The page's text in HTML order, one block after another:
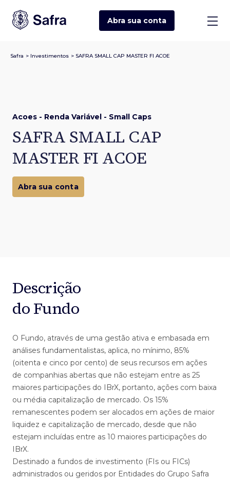
Abra sua conta
Safra > Investimentos > SAFRA SMALL CAP MASTER FI ACOE
Acoes - Renda Variável - Small Caps
SAFRA SMALL CAP
MASTER FI ACOE
Abra sua conta
Descrição
do Fundo
O Fundo, através de uma gestão ativa e embasada em
análises fundamentalistas, aplica, no mínimo, 85%
(oitenta e cinco por cento) de seus recursos em ações
de companhias abertas que não estejam entre as 25
maiores participações do IBrX, portanto, ações com baixa
ou média capitalização de mercado. Os 15%
remanescentes podem ser alocados em ações de maior
liquidez e capitalização de mercado, desde que não
estejam incluídas entre as 10 maiores participações do
IBrX.
Destinado a fundos de investimento (FIs ou FICs)
administrados ou geridos por Entidades do Grupo Safra